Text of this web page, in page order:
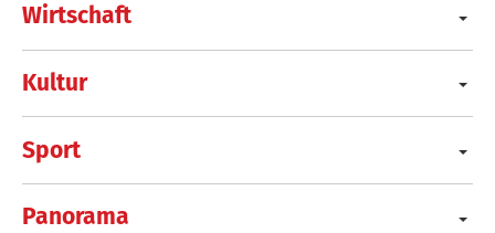
Wirtschaft
Kultur
Sport
Panorama